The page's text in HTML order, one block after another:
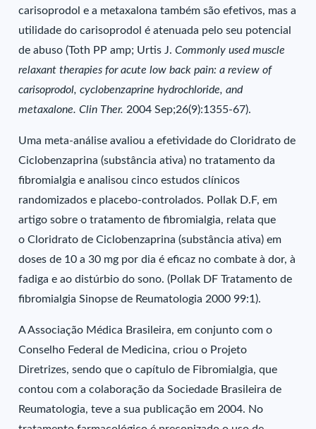
carisoprodol e a metaxalona também são efetivos, mas a
utilidade do carisoprodol é atenuada pelo seu potencial
de abuso (Toth PP amp; Urtis J.Commonly used muscle
relaxant therapies for acute low back pain: a review of
carisoprodol, cyclobenzaprine hydrochloride, and
metaxalone. Clin Ther. 2004 Sep;26(9):1355-67).
Uma meta-análise avaliou a efetividade do Cloridrato de
Ciclobenzaprina (substância ativa) no tratamento da
fibromialgia e analisou cinco estudos clínicos
randomizados e placebo-controlados. Pollak D.F, em
artigo sobre o tratamento de fibromialgia, relata que
o Cloridrato de Ciclobenzaprina (substância ativa) em
doses de 10 a 30 mg por dia é eficaz no combate à dor, à
fadiga e ao distúrbio do sono. (Pollak DF Tratamento de
fibromialgia Sinopse de Reumatologia 2000 99:1).
A Associação Médica Brasileira, em conjunto com o
Conselho Federal de Medicina, criou o Projeto
Diretrizes, sendo que o capítulo de Fibromialgia, que
contou com a colaboração da Sociedade Brasileira de
Reumatologia, teve a sua publicação em 2004. No